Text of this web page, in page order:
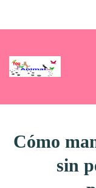
Cómo
sin